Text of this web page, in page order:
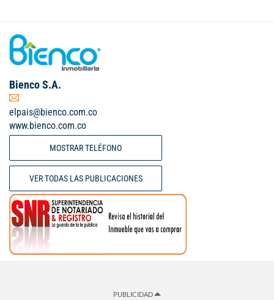
Bienco S.A.
elpais@bienco.com.co
www.bienco.com.co
MOSTRAR TELÉFONO
VER TODAS LAS PUBLICACIONES
PUBLICIDAD